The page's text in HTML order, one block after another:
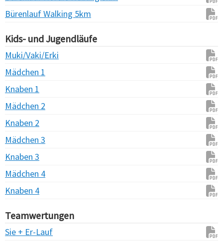
Bürenlauf Walking 5km
Kids- und Jugendläufe
Muki/Vaki/Erki
Mädchen 1
Knaben 1
Mädchen 2
Knaben 2
Mädchen 3
Knaben 3
Mädchen 4
Knaben 4
Teamwertungen
Sie + Er-Lauf